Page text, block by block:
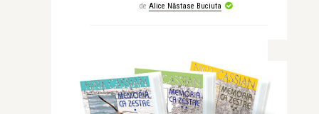
de Alice Năstase Buciuta